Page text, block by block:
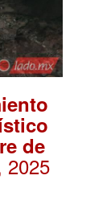
de
2025